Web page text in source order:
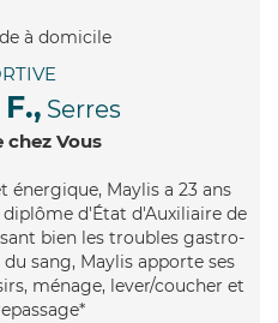
Serres
chez Vous
énergique, Maylis a 23 ans
d'État d'Auxiliaire de
bien les troubles gastro-
sang, Maylis apporte ses
ménage, lever/coucher et